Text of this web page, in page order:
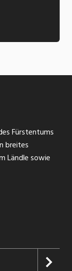
Fürstentums
breites
Ländle sowie